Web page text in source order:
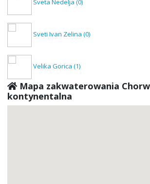
Sveta Nedelja (0)
Sveti Ivan Zelina (0)
Velika Gorica (1)
Vrbovec(0)
Mapa zakwaterowania
kontynentalna